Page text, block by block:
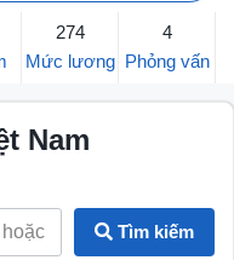
274
Mức lương
4
Phỏng vấn
Nam
Tìm kiếm